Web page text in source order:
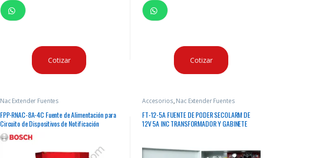
Cotizar Cotizar
Nac Extender Fuentes
FPP-RNAC-8A-4C Fuente de Alimentación para
Circuito de Dispositivos de Notificación
Remoto (RNAC)
Accesorios, Nac Extender Fuentes
FT-12-5A FUENTE DE PODER SECOLARM DE
12V 5A INC TRANSFORMADOR Y GABINETE